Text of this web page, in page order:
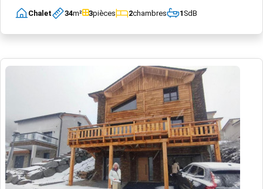
Chalet 34m² 3pièces 2chambres 1SdB